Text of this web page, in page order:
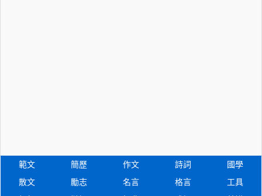
範文 簡歷 作文 詩詞
國學
散文
勵志 名言 格言
工具